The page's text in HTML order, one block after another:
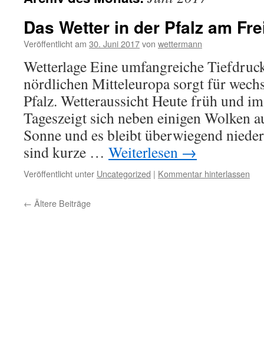
Das Wetter in der Pfalz am
Veröffentlicht am 30. Juni 2017von wettermann
Wetterlage Eine umfangreiche
nördlichen Mitteleuropa sorgt für
Pfalz. Wetteraussicht Heute früh und
Tageszeigt sich neben einigen Wolken
Sonne und es bleibt überwiegend
sind kurze … Weiterlesen →
Veröffentlicht unter Uncategorized | Kommentar hinterlassen
← Ältere Beiträge